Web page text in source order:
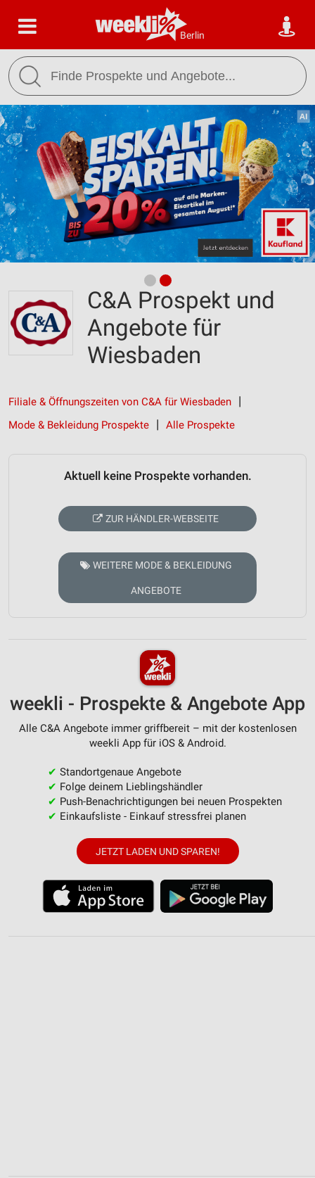
Berlin
C&A Prospekt und
Angebote für
Wiesbaden
Filiale & Öffnungszeiten von C&A für Wiesbaden
Mode & Bekleidung Prospekte
Alle Prospekte
Aktuell keine Prospekte vorhanden.
ZUR HÄNDLER-WEBSEITE
WEITERE MODE & BEKLEIDUNG
ANGEBOTE
weekli - Prospekte & Angebote App
Alle C&A Angebote immer griffbereit – mit der kostenlosen
weekli App für iOS & Android.
✔ Standortgenaue Angebote
✔ Folge deinem Lieblingshändler
✔ Push-Benachrichtigungen bei neuen Prospekten
✔ Einkaufsliste - Einkauf stressfrei planen
JETZT LADEN UND SPAREN!